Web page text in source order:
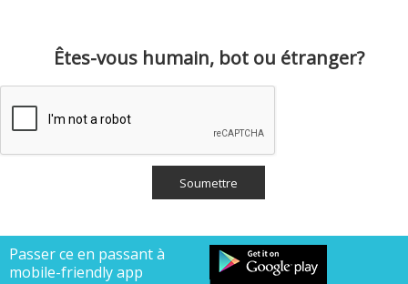
Êtes-vous humain, bot ou étranger?
Passer ce en passant à
mobile-friendly app